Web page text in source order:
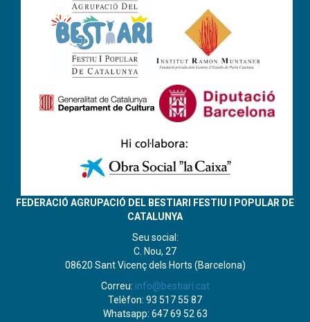
FEDERACIÓ AGRUPACIÓ DEL BESTIARI FESTIU I POPULAR DE
CATALUNYA
Seu social:
C. Nou, 27
08620 Sant Vicenç dels Horts (Barcelona)
Correu: info@bestiari.cat
Telèfon: 93 517 55 87
Whatsapp: 647 69 52 63